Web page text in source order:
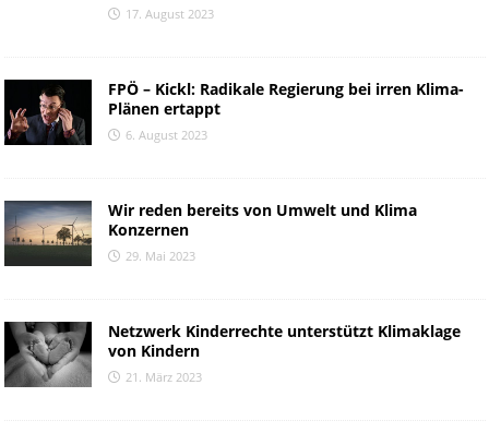
17. August 2023
FPÖ – Kickl: Radikale Regierung bei irren Klima-
Plänen ertappt
6. August 2023
Wir reden bereits von Umwelt und Klima
Konzernen
29. Mai 2023
Netzwerk Kinderrechte unterstützt Klimaklage
von Kindern
21. März 2023